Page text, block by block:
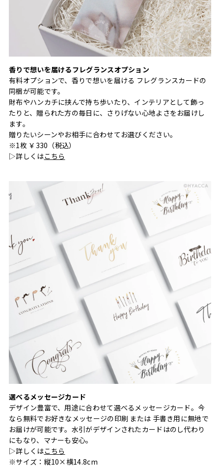
香りで想いを届けるフレグランスオプション
有料オプションで、香りで想いを届ける フレグランスカードの
同梱が可能です。
財布やハンカチに挟んで持ち歩いたり、インテリアとして飾っ
たりと、贈られた方の毎日に、さりげない心地よさをお届けし
ます。
贈りたいシーンやお相手に合わせてお選びください。
※1枚 ￥330（税込）
▷詳しくはこちら
選べるメッセージカード
デザイン豊富で、用途に合わせて選べるメッセージカード。今
なら無料でお好きなメッセージの印刷 または 手書き用に無地で
お届けが可能です。水引がデザインされたカードはのし代わり
にもなり、マナーも安心。
▷詳しくはこちら
※サイズ：縦10×横14.8cm